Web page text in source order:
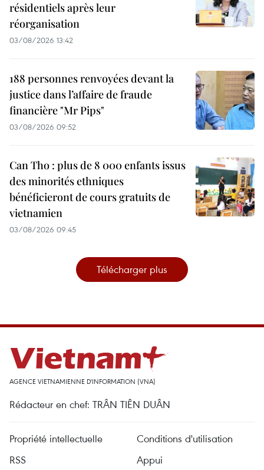
résidentiels après leur
réorganisation
03/08/2026 13:42
188 personnes renvoyées devant la
justice dans l’affaire de fraude
financière "Mr Pips"
03/08/2026 09:52
Can Tho : plus de 8 000 enfants issus
des minorités ethniques
bénéficieront de cours gratuits de
vietnamien
03/08/2026 09:45
Télécharger plus
AGENCE VIETNAMIENNE D'INFORMATION (VNA)
Rédacteur en chef: TRÂN TIÊN DUÂN
Propriété intellectuelle
Conditions d'utilisation
RSS
Appui